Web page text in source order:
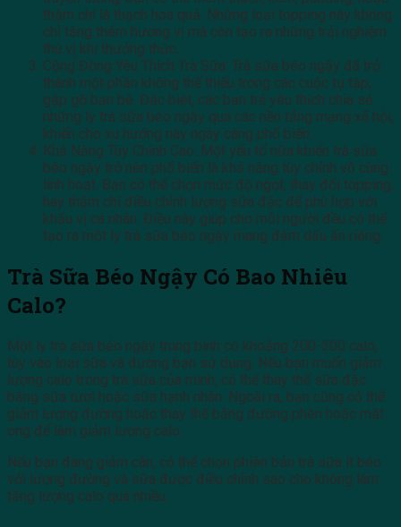
thậm chí là thạch hoa quả. Những loại topping này không
chỉ tăng thêm hương vị mà còn tạo ra những trải nghiệm
thú vị khi thưởng thức.
Cộng Đồng Yêu Thích Trà Sữa: Trà sữa béo ngậy đã trở
thành một phần không thể thiếu trong các cuộc tụ tập,
gặp gỡ bạn bè. Đặc biệt, các bạn trẻ yêu thích chia sẻ
những ly trà sữa béo ngậy qua các nền tảng mạng xã hội,
khiến cho xu hướng này ngày càng phổ biến.
Khả Năng Tùy Chỉnh Cao: Một yếu tố nữa khiến trà sữa
béo ngậy trở nên phổ biến là khả năng tùy chỉnh vô cùng
linh hoạt. Bạn có thể chọn mức độ ngọt, thay đổi topping,
hay thậm chí điều chỉnh lượng sữa đặc để phù hợp với
khẩu vị cá nhân. Điều này giúp cho mỗi người đều có thể
tạo ra một ly trà sữa béo ngậy mang đậm dấu ấn riêng.
Trà Sữa Béo Ngậy Có Bao Nhiêu
Calo?
Một ly trà sữa béo ngậy trung bình có khoảng 200-300 calo,
tùy vào loại sữa và đường bạn sử dụng. Nếu bạn muốn giảm
lượng calo trong trà sữa của mình, có thể thay thế sữa đặc
bằng sữa tươi hoặc sữa hạnh nhân. Ngoài ra, bạn cũng có thể
giảm lượng đường hoặc thay thế bằng đường phèn hoặc mật
ong để làm giảm lượng calo.
Nếu bạn đang giảm cân, có thể chọn phiên bản trà sữa ít béo
với lượng đường và sữa được điều chỉnh sao cho không làm
tăng lượng calo quá nhiều.